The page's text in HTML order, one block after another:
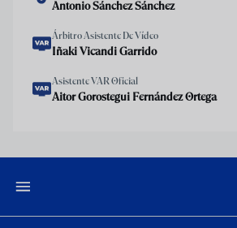
Antonio Sánchez Sánchez
Árbitro Asistente De Vídeo
Iñaki Vicandi Garrido
Asistente VAR Oficial
Aitor Gorostegui Fernández Ortega